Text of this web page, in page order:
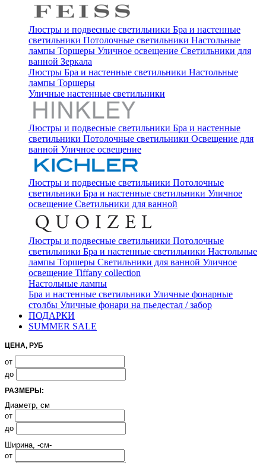
Люстры и подвесные светильники Бра и настенные
светильники Потолочные светильники Настольные
лампы Торшеры Уличное освещение Светильники для
ванной Зеркала
Люстры Бра и настенные светильники Настольные
лампы Торшеры
Уличные настенные светильники
Люстры и подвесные светильники Бра и настенные
светильники Потолочные светильники Освещение для
ванной Уличное освещение
Люстры и подвесные светильники Потолочные
светильники Бра и настенные светильники Уличное
освещение Светильники для ванной
Люстры и подвесные светильники Потолочные
светильники Бра и настенные светильники Настольные
лампы Торшеры Светильники для ванной Уличное
освещение Tiffany collection
Настольные лампы
Бра и настенные светильники Уличные фонарные
столбы Уличные фонари на пьедестал / забор
ПОДАРКИ
SUMMER SALE
ЦЕНА, РУБ
от
до
РАЗМЕРЫ:
Диаметр, см
от
до
Ширина, -см-
от